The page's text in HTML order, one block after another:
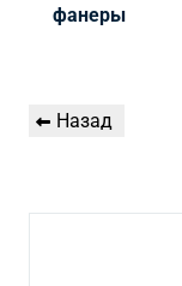
фанеры
Навигация
Предыдущая
Назад